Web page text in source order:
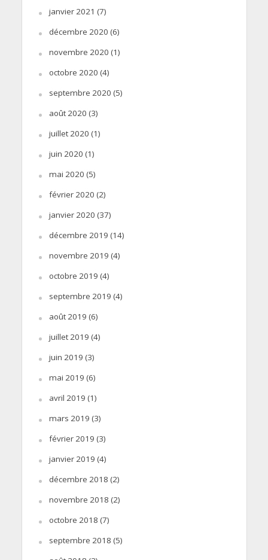
janvier 2021 (7)
décembre 2020 (6)
novembre 2020 (1)
octobre 2020 (4)
septembre 2020 (5)
août 2020 (3)
juillet 2020 (1)
juin 2020 (1)
mai 2020 (5)
février 2020 (2)
janvier 2020 (37)
décembre 2019 (14)
novembre 2019 (4)
octobre 2019 (4)
septembre 2019 (4)
août 2019 (6)
juillet 2019 (4)
juin 2019 (3)
mai 2019 (6)
avril 2019 (1)
mars 2019 (3)
février 2019 (3)
janvier 2019 (4)
décembre 2018 (2)
novembre 2018 (2)
octobre 2018 (7)
septembre 2018 (5)